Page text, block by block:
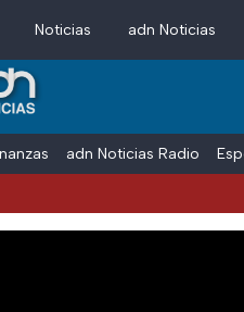
Noticias adn Noticias
adn Noticias Radio